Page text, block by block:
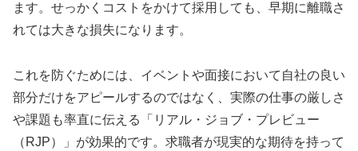
ます。せっかくコストをかけて採用しても、早期に離職さ
れては大きな損失になります。
これを防ぐためには、イベントや面接において自社の良い
部分だけをアピールするのではなく、実際の仕事の厳しさ
や課題も率直に伝える「リアル・ジョブ・プレビュー
（RJP）」が効果的です。求職者が現実的な期待を持って